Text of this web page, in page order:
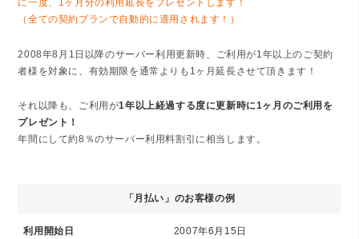
に一度、1ヶ月分の利用延長をプレゼントします！
（全ての契約プランで自動的に適用されます！）
2008年8月1日以降のサーバー利用更新時、ご利用が1年以上のご契約
者様を対象に、有効期限を通常よりも1ヶ月延長させて頂きます！
それ以降も、ご利用が1年以上経過する度に更新時に1ヶ月のご利用を
プレゼント！
年間にして約8％のサーバー利用料割引に相当します。
「月払い」のお客様の例
利用開始日 2007年6月15日